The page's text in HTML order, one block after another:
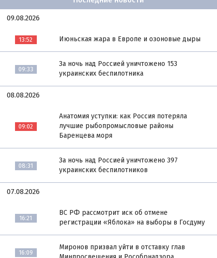
09.08.2026
13:52 Июньская жара в Европе и озоновые дыры
09:33
За ночь над Россией уничтожено 153
украинских беспилотника
08.08.2026
09:02
Анатомия уступки: как Россия потеряла
лучшие рыбопромысловые районы
Баренцева моря
08:31
За ночь над Россией уничтожено 397
украинских беспилотников
07.08.2026
16:21
ВС РФ рассмотрит иск об отмене
регистрации «Яблока» на выборы в Госдуму
16:09
Миронов призвал уйти в отставку глав